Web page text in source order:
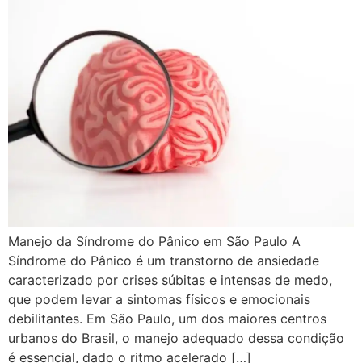
Manejo da Síndrome do Pânico em São Paulo A
Síndrome do Pânico é um transtorno de ansiedade
caracterizado por crises súbitas e intensas de medo,
que podem levar a sintomas físicos e emocionais
debilitantes. Em São Paulo, um dos maiores centros
urbanos do Brasil, o manejo adequado dessa condição
é essencial, dado o ritmo acelerado […]